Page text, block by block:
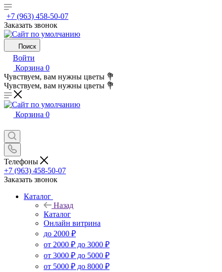
+7 (963) 458-50-07
Заказать звонок
Поиск
Войти
Корзина 0
Чувствуем, вам нужны цветы 💐
Чувствуем, вам нужны цветы 💐
Корзина 0
Телефоны
+7 (963) 458-50-07
Заказать звонок
Каталог
Назад
Каталог
Онлайн витрина
до 2000 ₽
от 2000 ₽ до 3000 ₽
от 3000 ₽ до 5000 ₽
от 5000 ₽ до 8000 ₽